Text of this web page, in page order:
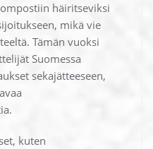
häiritseviksi
mikä vie
Tämän vuoksi
Suomessa
sekajätteeseen,
kuten